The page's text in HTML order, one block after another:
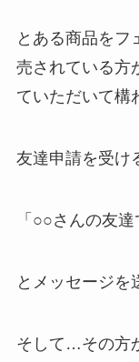
とある商品をフ
売されている方
ていただいて構
友達申請を受け
「○○さんの友
とメッセージを
そして…その方